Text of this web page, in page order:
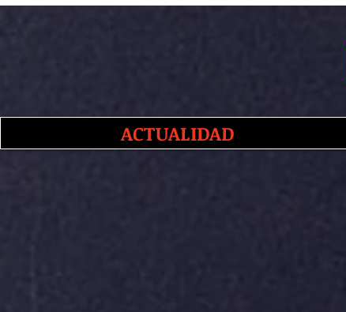
ACTUALIDAD